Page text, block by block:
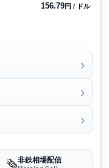
156.79円 / ドル
🗞️非鉄相場配信